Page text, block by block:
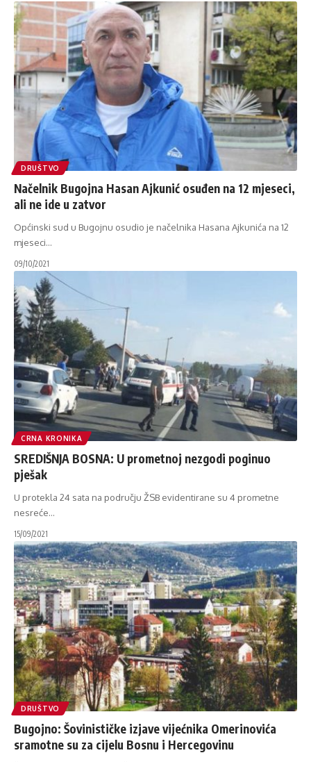
DRUŠTVO
Načelnik Bugojna Hasan Ajkunić osuđen na 12 mjeseci,
ali ne ide u zatvor
Općinski sud u Bugojnu osudio je načelnika Hasana Ajkunića na 12
mjeseci…
09/10/2021
CRNA KRONIKA
SREDIŠNJA BOSNA: U prometnoj nezgodi poginuo
pješak
U protekla 24 sata na području ŽSB evidentirane su 4 prometne
nesreće…
15/09/2021
DRUŠTVO
Bugojno: Šovinističke izjave vijećnika Omerinovića
sramotne su za cijelu Bosnu i Hercegovinu